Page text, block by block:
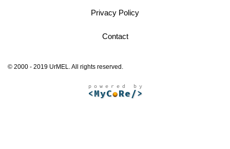
Privacy Policy
Contact
© 2000 - 2019 UrMEL. All rights reserved.